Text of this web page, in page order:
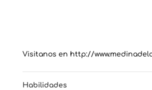
Visitanos en http://
Habilidades